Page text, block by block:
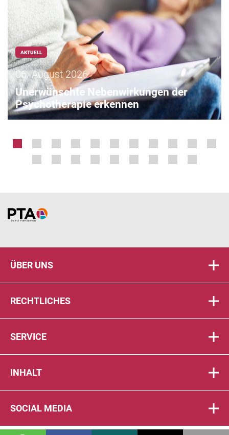
AKTUELL
06. August 2026
Unerwünschte Nebenwirkungen der
Psychotherapie erkennen
Home
ÜBER UNS
RECHTLICHES
SERVICE
INHALT
SOCIAL MEDIA